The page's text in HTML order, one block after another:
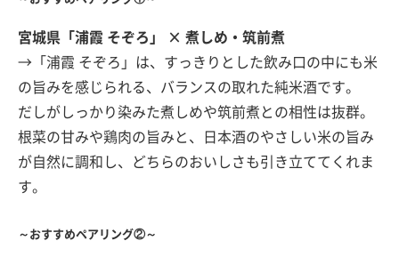
宮城県「浦霞 そぞろ」 × 煮しめ・筑前煮
→「浦霞 そぞろ」は、すっきりとした飲み口の中にも米
の旨みを感じられる、バランスの取れた純米酒です。
だしがしっかり染みた煮しめや筑前煮との相性は抜群。
根菜の甘みや鶏肉の旨みと、日本酒のやさしい米の旨み
が自然に調和し、どちらのおいしさも引き立ててくれま
す。
～おすすめペアリング②～